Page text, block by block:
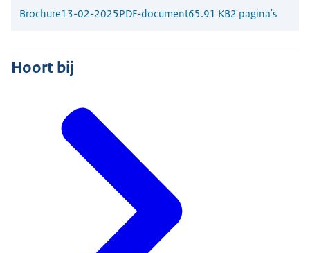
Brochure13-02-2025PDF-document65.91 KB2 pagina's
Hoort bij